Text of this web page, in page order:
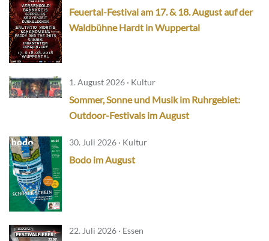
Feuertal-Festival am 17. & 18. August auf der
Waldbühne Hardt in Wuppertal
1. August 2026 · Kultur
Sommer, Sonne und Musik im Ruhrgebiet:
Outdoor-Festivals im August
30. Juli 2026 · Kultur
Bodo im August
22. Juli 2026 · Essen